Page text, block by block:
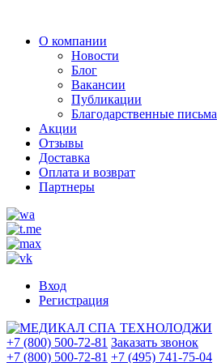
О компании
Новости
Блог
Вакансии
Публикации
Благодарственные письма
Акции
Отзывы
Доставка
Оплата и возврат
Партнеры
Вход
Регистрация
+7 (800) 500-72-81 Заказать звонок
+7 (800) 500-72-81 +7 (495) 741-75-04